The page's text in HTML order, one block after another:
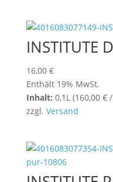
INSTITUTE
16,00 €
Enthält 19% MwSt.
Inhalt: 0,1L (160,00 €/
zzgl. Versand